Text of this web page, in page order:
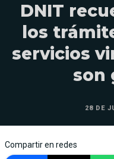
DNIT
los
servicios
son
28 DE
Compartir en redes